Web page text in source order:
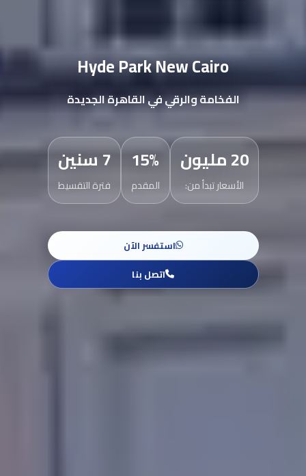
Hyde Park New Cairo
الفخامة والرقي في القاهرة الجديدة
20 مليون
الأسعار تبدأ من:
15%
المقدم
7 سنين
فترة التقسيط
استفسر الآن
اتصل بنا